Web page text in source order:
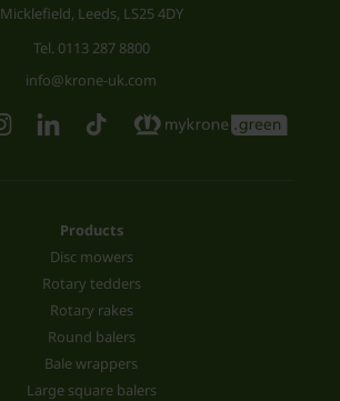
Micklefield, Leeds, LS25 4DY
Tel. 0113 287 8800
info@krone-uk.com
Products
Disc mowers
Rotary tedders
Rotary rakes
Round balers
Bale wrappers
Large square balers